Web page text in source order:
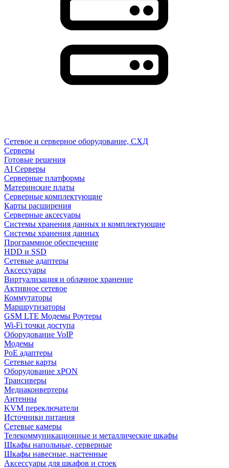
Сетевое и серверное оборудование, СХД
Cерверы
Готовые решения
AI Серверы
Серверные платформы
Материнские платы
Серверные комплектующие
Карты расширения
Серверные аксесуары
Системы хранения данных и комплектующие
Системы хранения данных
Программное обеспечение
HDD и SSD
Сетевые адаптеры
Аксессуары
Виртуализация и облачное хранение
Активное сетевое
Коммутаторы
Маршрутизаторы
GSM LTE Модемы Роутеры
Wi-Fi точки доступа
Оборудование VoIP
Модемы
PoE адаптеры
Сетевые карты
Оборудование xPON
Трансиверы
Медиаконвертеры
Антенны
KVM переключатели
Источники питания
Сетевые камеры
Телекоммуникационные и металлические шкафы
Шкафы напольные, серверные
Шкафы навесные, настенные
Аксессуары для шкафов и стоек